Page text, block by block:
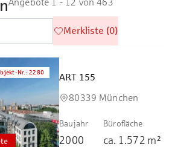
Angebote 1 - 12 von 463
Merkliste (0)
Nr. :2280
ART 155
80339 München
Baujahr
2000
Bürofläche
ca. 1.572 m²